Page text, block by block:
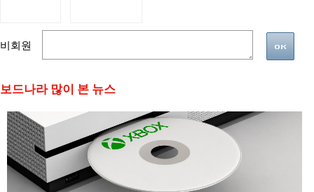
비회원
보드나라 많이 본 뉴스